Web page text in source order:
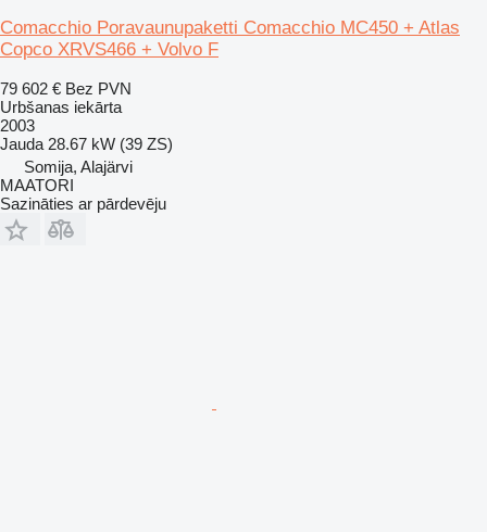
Comacchio Poravaunupaketti Comacchio MC450 + Atlas
Copco XRVS466 + Volvo F
79 602 € Bez PVN
Urbšanas iekārta
2003
Jauda 28.67 kW (39 ZS)
Somija, Alajärvi
MAATORI
Sazināties ar pārdevēju